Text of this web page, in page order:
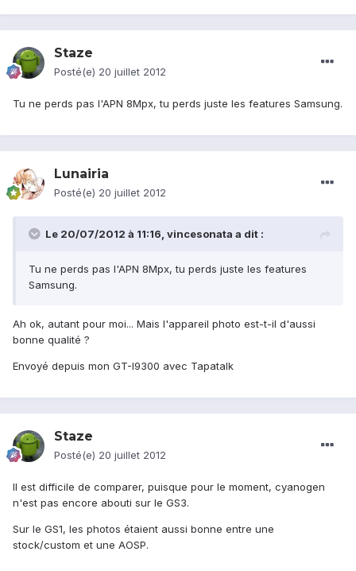
Staze
Posté(e) 20 juillet 2012
Tu ne perds pas l'APN 8Mpx, tu perds juste les features Samsung.
Lunairia
Posté(e) 20 juillet 2012
Le 20/07/2012 à 11:16, vincesonata a dit :
Tu ne perds pas l'APN 8Mpx, tu perds juste les features
Samsung.
Ah ok, autant pour moi... Mais l'appareil photo est-t-il d'aussi
bonne qualité ?
Envoyé depuis mon GT-I9300 avec Tapatalk
Staze
Posté(e) 20 juillet 2012
Il est difficile de comparer, puisque pour le moment, cyanogen
n'est pas encore abouti sur le GS3.
Sur le GS1, les photos étaient aussi bonne entre une
stock/custom et une AOSP.